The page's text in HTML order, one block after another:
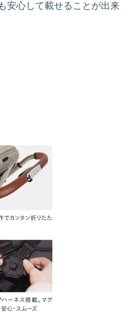
安心して載せることが出来